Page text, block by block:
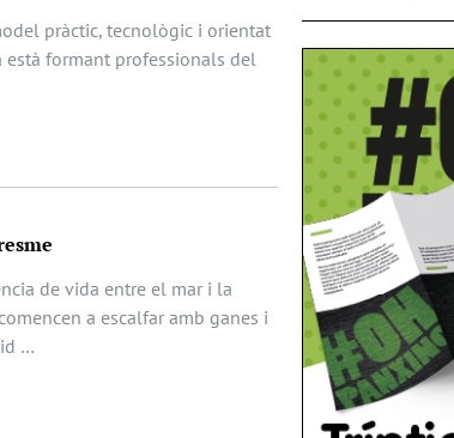
pràctic, tecnològic i orientat
està formant professionals del
de vida entre el mar i la
a escalfar amb ganes i
…